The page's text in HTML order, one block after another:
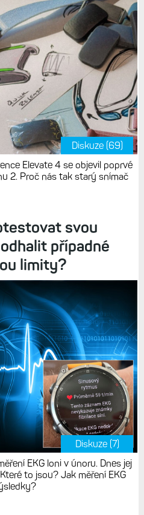
Diskuze (69)
Elevate 4 se objevil poprvé
2. Proč nás tak starý snímač
svou
případné
limity?
Diskuze (7)
EKG loni v únoru. Dnes jej
to jsou? Jak měření EKG